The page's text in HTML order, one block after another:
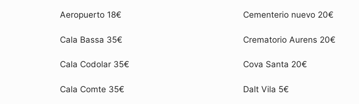
Aeropuerto 18€
Cala Bassa 35€
Cala Codolar 35€
Cala Comte 35€
Cementerio nuevo 20€
Crematorio Aurens 20€
Cova Santa 20€
Dalt Vila 5€